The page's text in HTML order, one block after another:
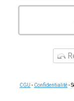
CGU - Confidentialité-